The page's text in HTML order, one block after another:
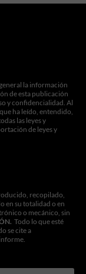
la información
de esta publicación
y confidencialidad. Al
ha leído, entendido,
las leyes y
de leyes y
recopilado,
en su totalidad o en
o mecánico, sin
Todo lo que esté
se cite a